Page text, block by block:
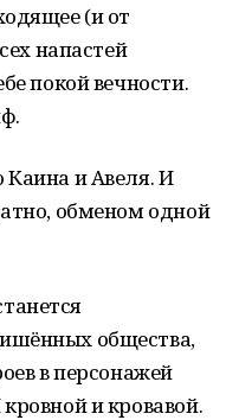
(и от
напастей
покой вечности.
и Авеля. И
обменом одной
общества,
в персонажей
и кровавой.